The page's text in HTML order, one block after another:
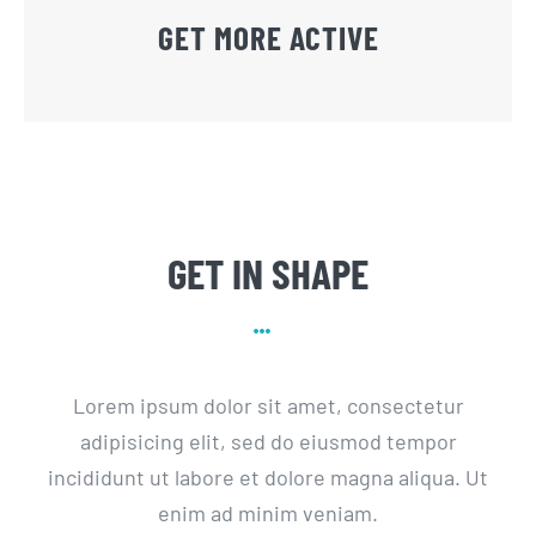
GET MORE ACTIVE
GET IN SHAPE
Lorem ipsum dolor sit amet, consectetur
adipisicing elit, sed do eiusmod tempor
incididunt ut labore et dolore magna aliqua. Ut
enim ad minim veniam.